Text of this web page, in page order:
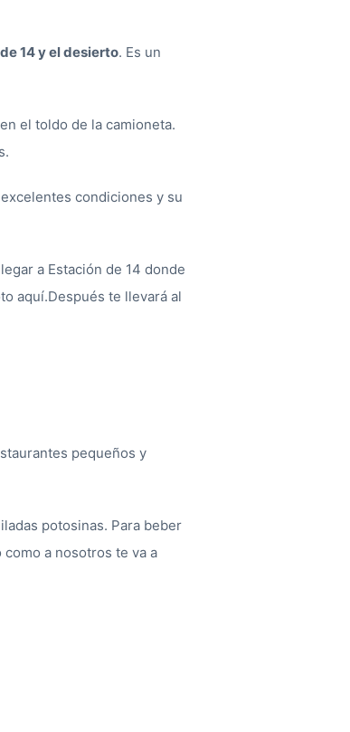
14 y el desierto. Es un
el toldo de la camioneta.
condiciones y su
a Estación de 14 donde
aquí.Después te llevará al
pequeños y
potosinas. Para beber
a nosotros te va a